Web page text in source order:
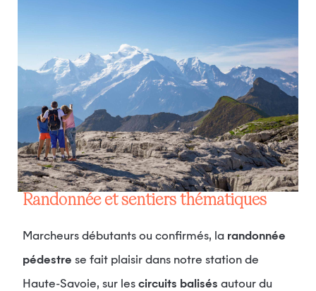
Randonnée et sentiers thématiques
Marcheurs débutants ou confirmés, la randonnée
pédestre se fait plaisir dans notre station de
Haute-Savoie, sur les circuits balisés autour du